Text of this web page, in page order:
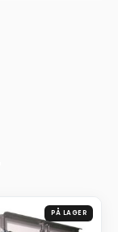
PÅ LAGER